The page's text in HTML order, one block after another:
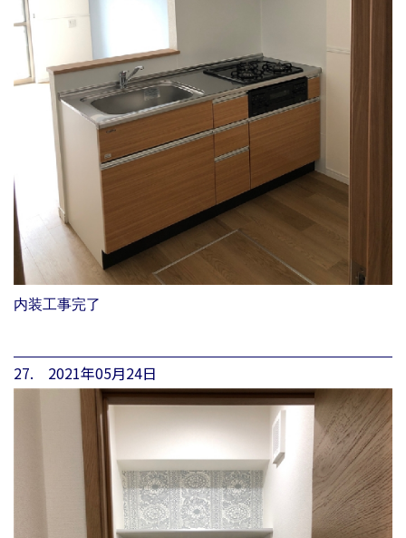
内装工事完了
27. 2021年05月24日